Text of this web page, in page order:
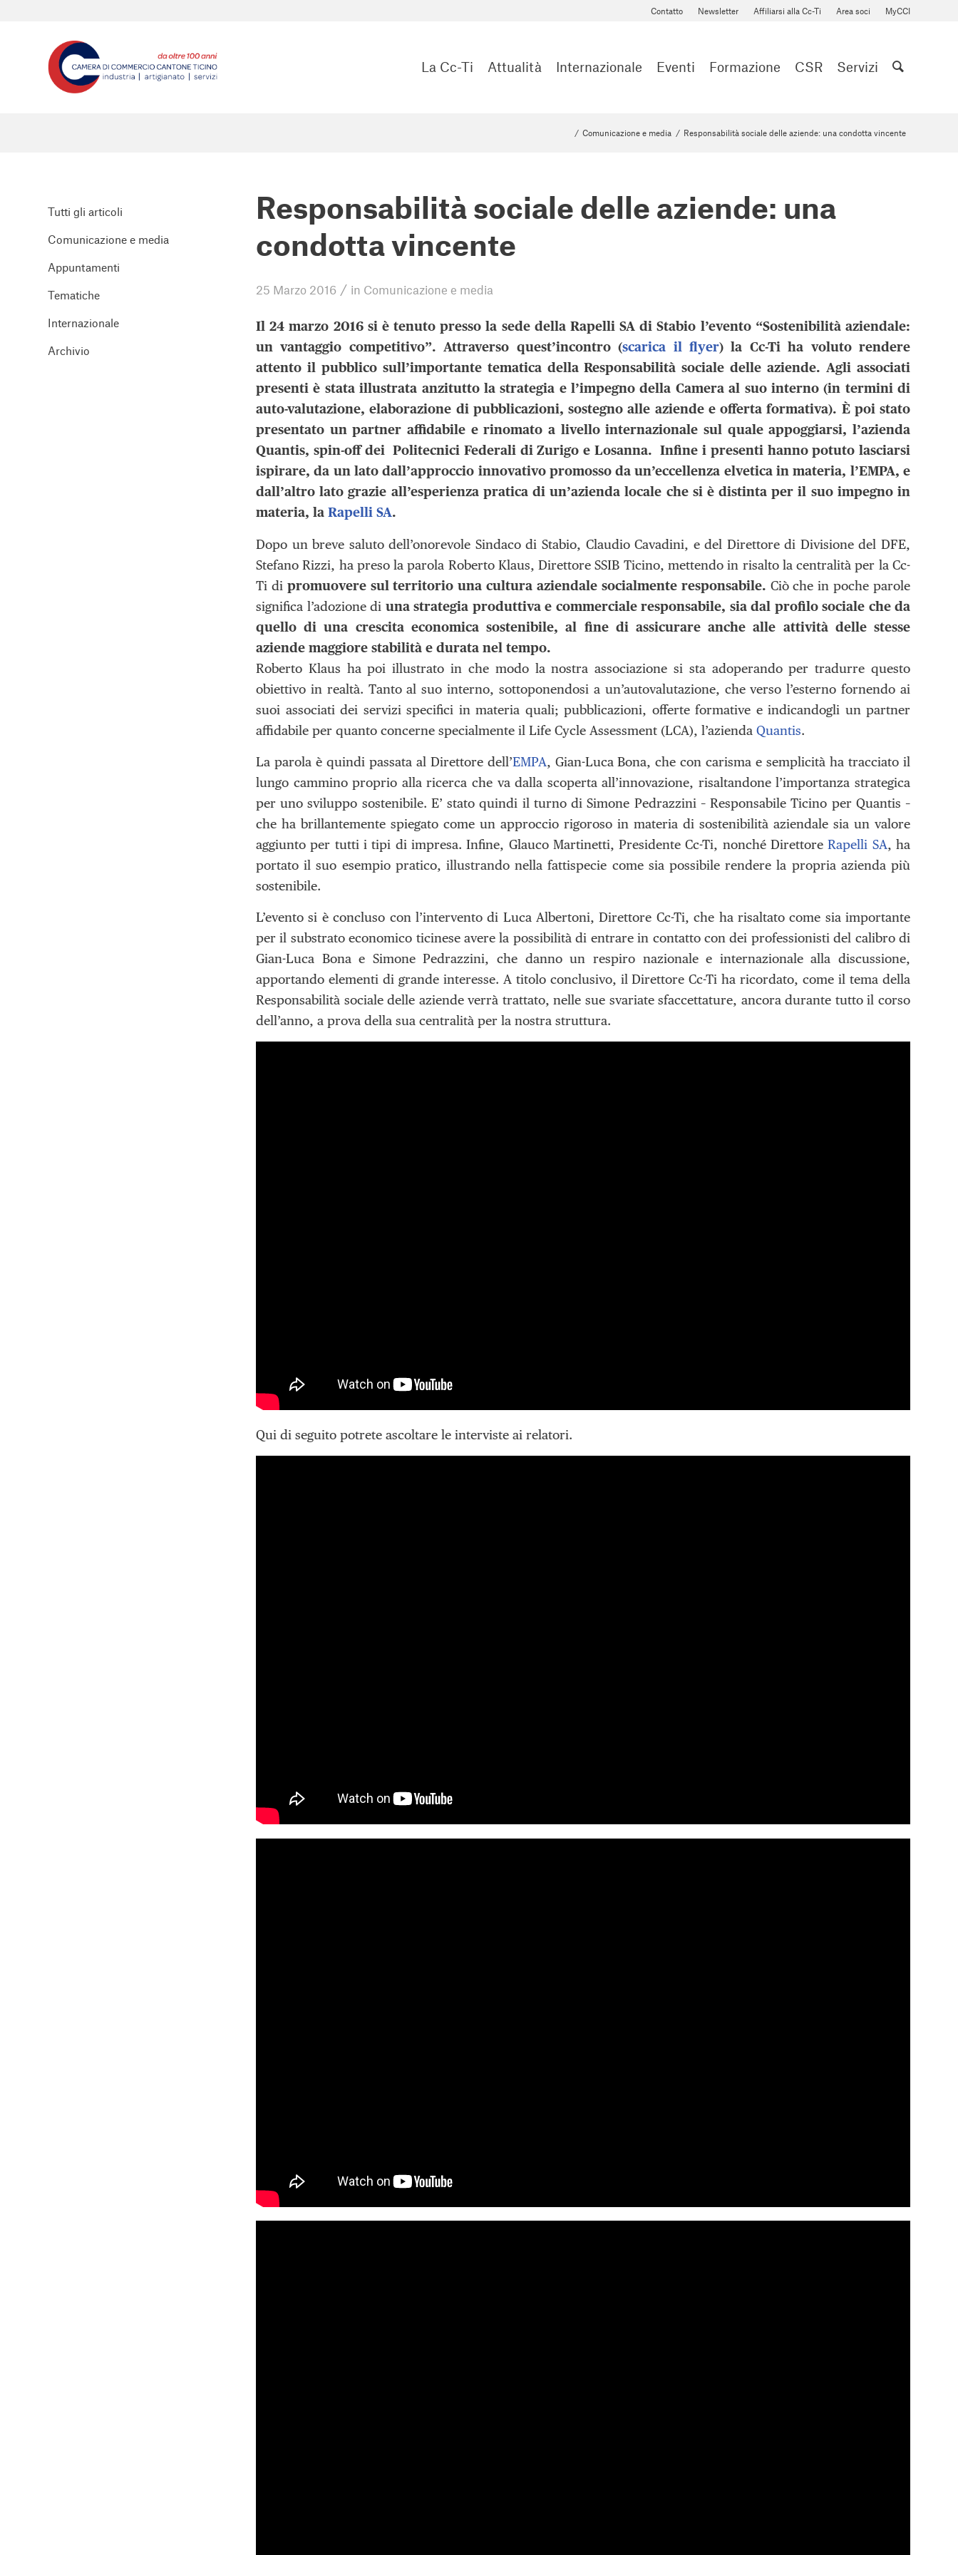
Contatto Newsletter Affiliarsi alla Cc-Ti Area soci MyCCI
La Cc-Ti Attualità Internazionale Eventi Formazione CSR Servizi
/ Comunicazione e media / Responsabilità sociale delle aziende: una condotta vincente
Responsabilità sociale delle aziende: una
condotta vincente
25 Marzo 2016 / in Comunicazione e media
Il 24 marzo 2016 si è tenuto presso la sede della Rapelli SA di Stabio l’evento “Sostenibilità aziendale:
un vantaggio competitivo”.Attraverso quest’incontro (scarica il flyer) la Cc-Ti ha voluto rendere
attento il pubblico sull’importante tematica della Responsabilità sociale delle aziende. Agli associati
presenti è stata illustrata anzitutto la strategia e l’impegno della Camera al suo interno (in termini di
auto-valutazione, elaborazione di pubblicazioni, sostegno alle aziende e offerta formativa). È poi stato
presentato un partner affidabile e rinomato a livello internazionale sul quale appoggiarsi, l’azienda
Quantis, spin-off dei Politecnici Federali di Zurigo e Losanna. Infine i presenti hanno potuto lasciarsi
ispirare, da un lato dall’approccio innovativo promosso da un’eccellenza elvetica in materia, l’EMPA, e
dall’altro lato grazie all’esperienza pratica di un’azienda locale che si è distinta per il suo impegno in
materia, la Rapelli SA.
Dopo un breve saluto dell’onorevole Sindaco di Stabio, Claudio Cavadini, e del Direttore di Divisione del DFE,
Stefano Rizzi, ha preso la parola Roberto Klaus, Direttore SSIB Ticino, mettendo in risalto la centralità per la Cc-
Ti di promuovere sul territorio una cultura aziendale socialmente responsabile. Ciò che in poche parole
significa l’adozione di una strategia produttiva e commerciale responsabile, sia dal profilo sociale che da
quello di una crescita economica sostenibile, al fine di assicurare anche alle attività delle stesse
aziende maggiore stabilità e durata nel tempo.
Roberto Klaus ha poi illustrato in che modo la nostra associazione si sta adoperando per tradurre questo
obiettivo in realtà. Tanto al suo interno, sottoponendosi a un’autovalutazione, che verso l’esterno fornendo ai
suoi associati dei servizi specifici in materia quali; pubblicazioni, offerte formative e indicandogli un partner
affidabile per quanto concerne specialmente il Life Cycle Assessment (LCA), l’azienda Quantis.
La parola è quindi passata al Direttore dell’EMPA, Gian-Luca Bona, che con carisma e semplicità ha tracciato il
lungo cammino proprio alla ricerca che va dalla scoperta all’innovazione, risaltandone l’importanza strategica
per uno sviluppo sostenibile. E’ stato quindi il turno di Simone Pedrazzini – Responsabile Ticino per Quantis –
che ha brillantemente spiegato come un approccio rigoroso in materia di sostenibilità aziendale sia un valore
aggiunto per tutti i tipi di impresa. Infine, Glauco Martinetti, Presidente Cc-Ti, nonché DirettoreRapelli SA, ha
portato il suo esempio pratico, illustrando nella fattispecie come sia possibile rendere la propria azienda più
sostenibile.
L’evento si è concluso con l’intervento di Luca Albertoni, Direttore Cc-Ti, che ha risaltato come sia importante
per il substrato economico ticinese avere la possibilità di entrare in contatto con dei professionisti del calibro di
Gian-Luca Bona e Simone Pedrazzini, che danno un respiro nazionale e internazionale alla discussione,
apportando elementi di grande interesse. A titolo conclusivo, il Direttore Cc-Ti ha ricordato, come il tema della
Responsabilità sociale delle aziende verrà trattato, nelle sue svariate sfaccettature, ancora durante tutto il corso
dell’anno, a prova della sua centralità per la nostra struttura.
Qui di seguito potrete ascoltare le interviste ai relatori.
Tutti gli articoli
Comunicazione e media
Appuntamenti
Tematiche
Internazionale
Archivio